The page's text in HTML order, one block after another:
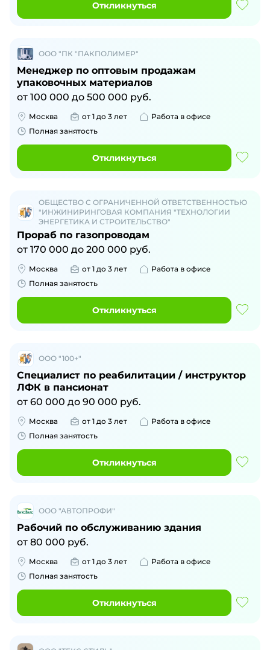
Откликнуться
ООО "ПК "ПАКПОЛИМЕР"
Менеджер по оптовым продажам
упаковочных материалов
от 100 000 до 500 000 руб.
Москва от 1 до 3 лет
Работа в офисе
Полная занятость
Откликнуться
ОБЩЕСТВО С ОГРАНИЧЕННОЙ ОТВЕТСТВЕННОСТЬЮ
"ИНЖИНИРИНГОВАЯ КОМПАНИЯ "ТЕХНОЛОГИИ
ЭНЕРГЕТИКА И СТРОИТЕЛЬСТВО"
Прораб по газопроводам
от 170 000 до 200 000 руб.
Москва от 1 до 3 лет
Работа в офисе
Полная занятость
Откликнуться
ООО "100+"
Специалист по реабилитации / инструктор
ЛФК в пансионат
от 60 000 до 90 000 руб.
Москва от 1 до 3 лет
Работа в офисе
Полная занятость
Откликнуться
ООО "АВТОПРОФИ"
Рабочий по обслуживанию здания
от 80 000 руб.
Москва от 1 до 3 лет
Работа в офисе
Полная занятость
Откликнуться